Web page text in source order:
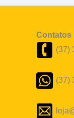
Contatos
(37)
(37)